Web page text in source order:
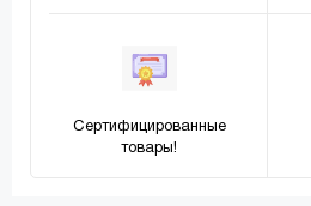
Сертифицированные
товары!